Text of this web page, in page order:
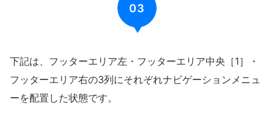
03
下記は、フッターエリア左・フッターエリア中央［1］・
フッターエリア右の3列にそれぞれナビゲーションメニュ
ーを配置した状態です。